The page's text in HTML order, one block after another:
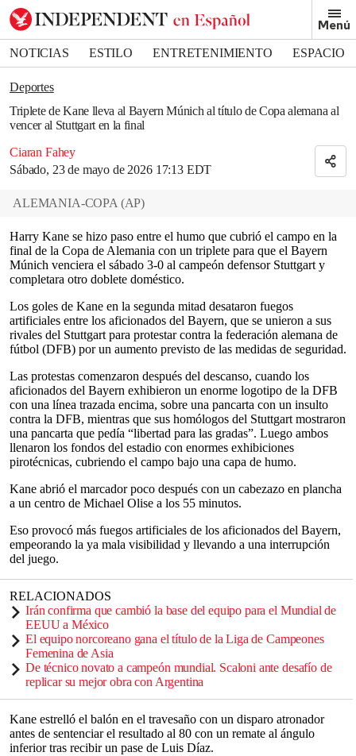
Menú
NOTICIAS ESTILO ENTRETENIMIENTO
ESPACIO
DEPORTES
Deportes
Triplete de Kane lleva al Bayern Múnich al título de Copa alemana al
vencer al Stuttgart en la final
Ciaran Fahey
Sábado, 23 de mayo de 2026 17:13 EDT
Bookmark popover
Removed from bookmarks
Close popover
ALEMANIA-COPA (AP)
Harry Kane se hizo paso entre el humo que cubrió el campo en la
final de la Copa de Alemania con un triplete para que el Bayern
Múnich venciera el sábado 3-0 al campeón defensor Stuttgart y
completara otro doblete doméstico.
Los goles de Kane en la segunda mitad desataron fuegos
artificiales entre los aficionados del Bayern, que se unieron a sus
rivales del Stuttgart para protestar contra la federación alemana de
fútbol (DFB) por un aumento previsto de las medidas de seguridad.
Las protestas comenzaron después del descanso, cuando los
aficionados del Bayern exhibieron un enorme logotipo de la DFB
con una línea trazada encima, sobre una pancarta con un insulto
contra la DFB, mientras que sus homólogos del Stuttgart mostraron
una pancarta que pedía “libertad para las gradas”. Luego ambos
llenaron los fondos del estadio con enormes exhibiciones
pirotécnicas, cubriendo el campo bajo una capa de humo.
Kane abrió el marcador poco después con un cabezazo en plancha
a un centro de Michael Olise a los 55 minutos.
Eso provocó más fuegos artificiales de los aficionados del Bayern,
empeorando la ya mala visibilidad y llevando a una interrupción
del juego.
RELACIONADOS
Irán confirma que cambió la base del equipo para el Mundial de
EEUU a México
El equipo norcoreano gana el título de la Liga de Campeones
Femenina de Asia
De técnico novato a campeón mundial. Scaloni ante desafío de
replicar su mejor obra con Argentina
Kane estrelló el balón en el travesaño con un disparo atronador
antes de sentenciar el resultado al 80 con un remate al ángulo
inferior tras recibir un pase de Luis Díaz.